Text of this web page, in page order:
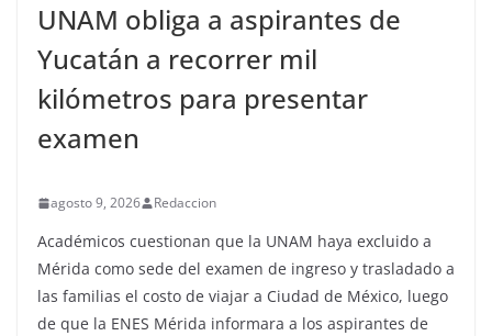
UNAM obliga a aspirantes de
Yucatán a recorrer mil
kilómetros para presentar
examen
agosto 9, 2026 Redaccion
Académicos cuestionan que la UNAM haya excluido a
Mérida como sede del examen de ingreso y trasladado a
las familias el costo de viajar a Ciudad de México, luego
de que la ENES Mérida informara a los aspirantes de